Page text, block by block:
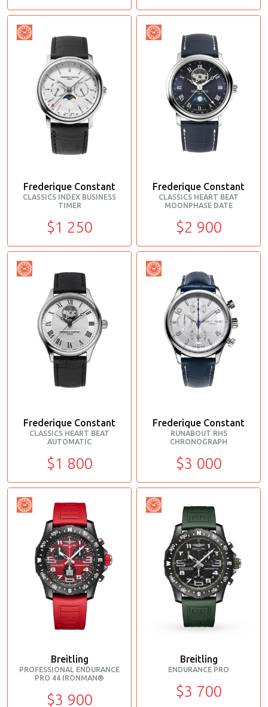
Frederique Constant
CLASSICS INDEX BUSINESS
TIMER
$1 250
Frederique Constant
CLASSICS HEART BEAT
MOONPHASE DATE
$2 900
Frederique Constant
CLASSICS HEART BEAT
AUTOMATIC
$1 800
Frederique Constant
RUNABOUT RHS
CHRONOGRAPH
$3 000
Breitling
PROFESSIONAL ENDURANCE
PRO 44 IRONMAN®
$3 900
Breitling
ENDURANCE PRO
$3 700